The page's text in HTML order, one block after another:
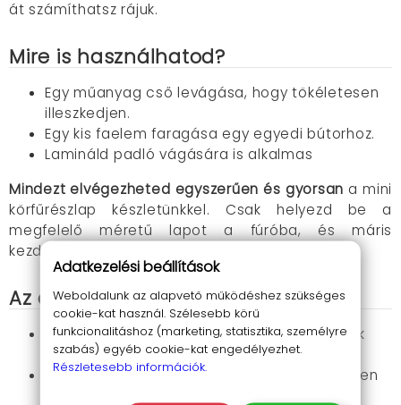
át számíthatsz rájuk.
Mire is használhatod?
Egy műanyag cső levágása, hogy tökéletesen
illeszkedjen.
Egy kis faelem faragása egy egyedi bútorhoz.
Lamináld padló vágására is alkalmas
Mindezt elvégezheted egyszerűen és gyorsan a mini
körfűrészlap készletünkkel. Csak helyezd be a
megfelelő méretű lapot a fúróba, és máris
kezdődhet a munka!
Az előnyök összefoglalva
Sokoldalúság:Fa, műanyag és más anyagok
vágásához egyaránt használható.
Könnyű használat:Kicsi, könnyű és egyszerűen
Adatkezelési beállítások
Weboldalunk az alapvető működéshez szükséges
cookie-kat használ. Szélesebb körű
funkcionalitáshoz (marketing, statisztika, személyre
szabás) egyéb cookie-kat engedélyezhet.
Részletesebb információk.